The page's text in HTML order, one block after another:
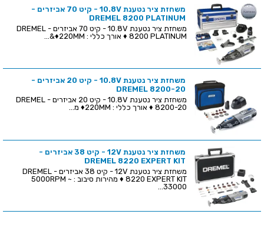
משחזת ציר נטענת 10.8V - קיט 70 אביזרים -
DREMEL 8200 PLATINUM
משחזת ציר נטענת 10.8V - קיט 70 אביזרים - DREMEL
8200 PLATINUM ♦ אורך כללי : 220MM♦&...
משחזת ציר נטענת 10.8V - קיט 20 אביזרים -
DREMEL 8200-20
משחזת ציר נטענת 10.8V - קיט 20 אביזרים - DREMEL
8200-20 ♦ אורך כללי : 220MM♦ מ...
משחזת ציר נטענת 12V - קיט 38 אביזרים -
DREMEL 8220 EXPERT KIT
משחזת ציר נטענת 12V - קיט 38 אביזרים - DREMEL
8220 EXPERT KIT ♦ מהירות סיבוב : 5000RPM ~
33000...